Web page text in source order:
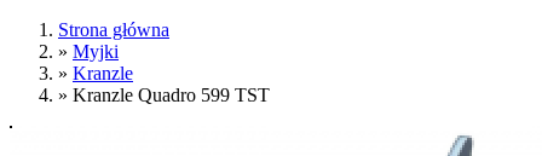
Strona główna
» Myjki
» Kranzle
» Kranzle Quadro 599 TST